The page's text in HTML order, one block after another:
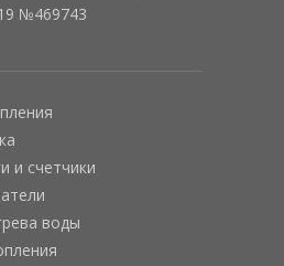
№469743
и счетчики
воды